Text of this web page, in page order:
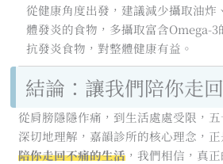
從健康角度出發，建議減少攝取油炸
體發炎的食物，多攝取富含Omega-
抗發炎食物，對整體健康有益。
結論：讓我們陪你走
從肩膀隱隱作痛，到生活處處受限，
深切地理解，嘉韻診所的核心理念，正
陪你走回不痛的生活，我們相信，真